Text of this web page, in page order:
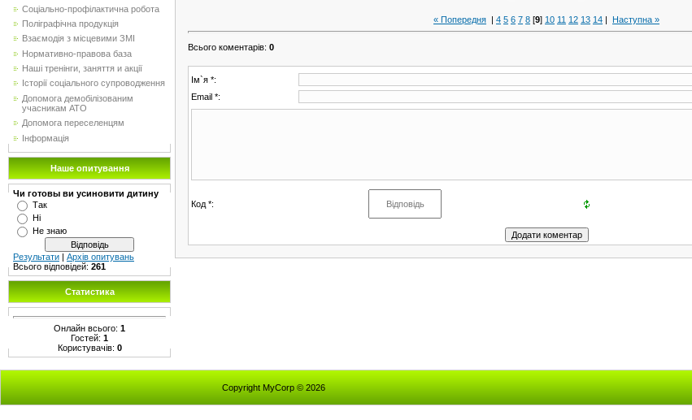
Соціально-профілактична робота
Поліграфічна продукція
Взаємодія з місцевими ЗМІ
Нормативно-правова база
Наші тренінги, заняття и акції
Історії соціального супроводження
Допомога демобілізованим
учасникам АТО
Допомога переселенцям
Інформація
Наше опитування
Чи готовы ви усиновити дитину
Так
Ні
Не знаю
Результати | Архів опитувань
Всього відповідей: 261
Статистика
Онлайн всього: 1
Гостей: 1
Користувачів: 0
« Попередня | 4 5 6 7 8 [9] 10 11 12 13 14 | Наступна »
Всього коментарів: 0
Ім`я *:
Email *:
Код *:
Copyright MyCorp © 2026